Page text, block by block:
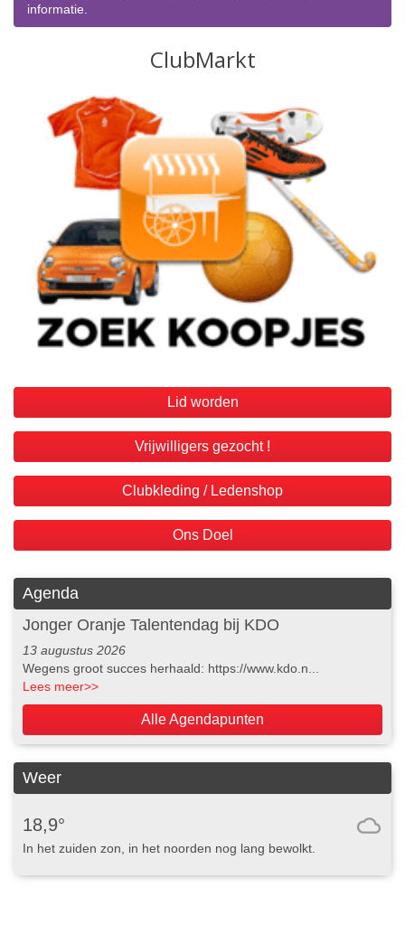
informatie.
Lid worden
Vrijwilligers gezocht !
Clubkleding / Ledenshop
Ons Doel
Agenda
Jonger Oranje Talentendag bij KDO
13 augustus 2026
Wegens groot succes herhaald: https://www.kdo.n...
Lees meer>>
Alle Agendapunten
Weer
18,9°
In het zuiden zon, in het noorden nog lang bewolkt